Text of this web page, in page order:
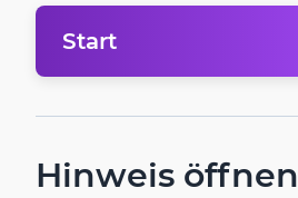
Start
Hinweis öffnen